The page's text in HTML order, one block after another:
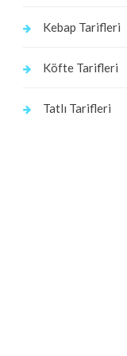
Kebap Tarifleri
Köfte Tarifleri
Tatlı Tarifleri